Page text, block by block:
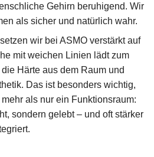
Gehirn beruhigend. Wir
als sicher und natürlich wahr.
wir bei ASMO verstärkt auf
mit weichen Linien lädt zum
Härte aus dem Raum und
Das ist besonders wichtig,
als nur ein Funktionsraum:
sondern gelebt – und oft stärker